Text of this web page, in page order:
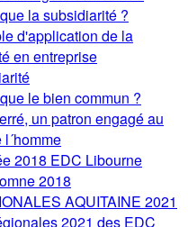
la subsidiarité ?
d'application de la
en entreprise
le bien commun ?
un patron engagé au
2018 EDC Libourne
2018
AQUITAINE 2021
2021 des EDC